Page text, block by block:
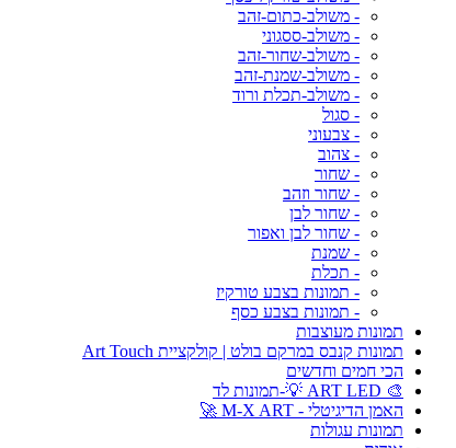
- משולב-כתום-זהב
- משולב-ססגוני
- משולב-שחור-זהב
- משולב-שמנת-זהב
- משולב-תכלת ורוד
- סגול
- צבעוני
- צהוב
- שחור
- שחור וזהב
- שחור לבן
- שחור לבן ואפור
- שמנת
- תכלת
- תמונות בצבע טורקיז
- תמונות בצבע כסף
תמונות מעוצבות
תמונות קנבס במרקם בולט | קולקציית Art Touch
הכי חמים וחדשים
🎨 ART LED 💡-תמונות לד
האמן הדיגיטלי - M-X ART 🚀
תמונות עגולות